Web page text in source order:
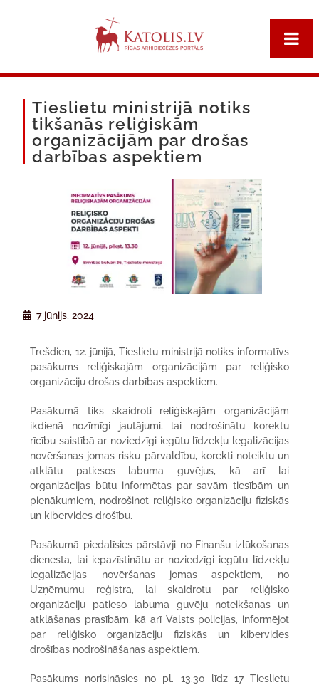
Tieslietu ministrijā notiks
tikšanās reliģiskām
organizācijām par drošas
darbības aspektiem
7 jūnijs, 2024
Trešdien, 12. jūnijā, Tieslietu ministrijā notiks informatīvs
pasākums reliģiskajām organizācijām par reliģisko
organizāciju drošas darbības aspektiem.
Pasākumā tiks skaidroti reliģiskajām organizācijām
ikdienā nozīmīgi jautājumi, lai nodrošinātu korektu
rīcību saistībā ar noziedzīgi iegūtu līdzekļu legalizācijas
novēršanas jomas risku pārvaldību, korekti noteiktu un
atklātu patiesos labuma guvējus, kā arī lai
organizācijas būtu informētas par savām tiesībām un
pienākumiem, nodrošinot reliģisko organizāciju fiziskās
un kibervides drošību.
Pasākumā piedalīsies pārstāvji no Finanšu izlūkošanas
dienesta, lai iepazīstinātu ar noziedzīgi iegūtu līdzekļu
legalizācijas novēršanas jomas aspektiem, no
Uzņēmumu reģistra, lai skaidrotu par reliģisko
organizāciju patieso labuma guvēju noteikšanas un
atklāšanas prasībām, kā arī Valsts policijas, informējot
par reliģisko organizāciju fiziskās un kibervides
drošības nodrošināšanas aspektiem.
Pasākums norisināsies no pl. 13.30 līdz 17 Tieslietu